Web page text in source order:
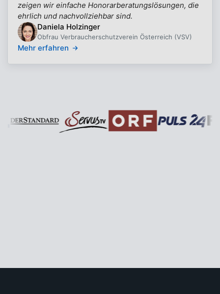
zeigen wir einfache Honorarberatungslösungen, die
ehrlich und nachvollziehbar sind.
Daniela Holzinger
Obfrau Verbraucherschutzverein Österreich (VSV)
Mehr erfahren